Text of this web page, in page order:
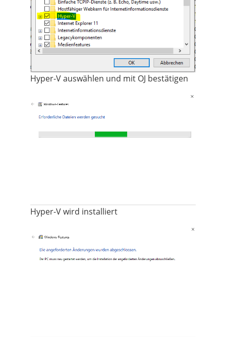
Hyper-V auswählen und mit OJ bestätigen
Hyper-V wird installiert